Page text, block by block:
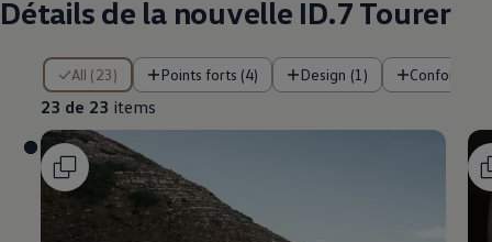
Détails de la nouvelle ID.7 Tourer
All (23) Points forts (4) Design (1) Confort (2)
23 de 23 items
23 de 23 items